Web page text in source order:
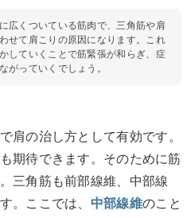
広くついている筋肉で、三角筋や肩
せて肩こりの原因になります。これ
していくことで筋緊張が和らぎ、症
がっていくでしょう。
肩の治し方として有効です。
期待できます。そのために筋
三角筋も前部線維、中部線
。ここでは、 中部線維のこと